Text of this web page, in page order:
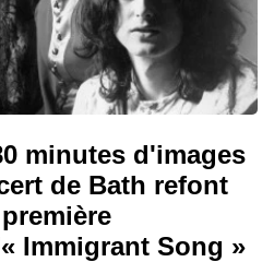
minutes d'images
de Bath refont
Immigrant Song »